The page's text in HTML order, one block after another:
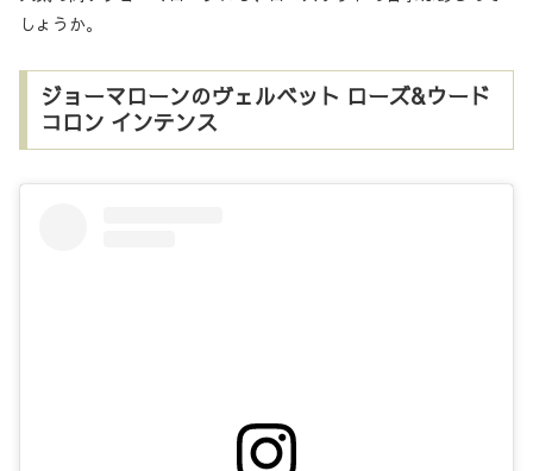
しょうか。
ジョーマローンのヴェルベット ローズ&ウード
コロン インテンス